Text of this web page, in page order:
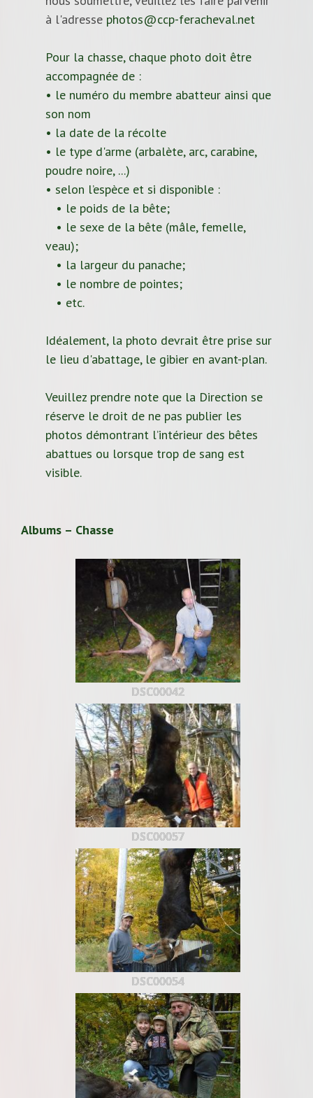
à l'adresse photos@ccp-feracheval.net
Pour la chasse, chaque photo doit être
accompagnée de :
• le numéro du membre abatteur ainsi que
son nom
• la date de la récolte
• le type d'arme (arbalète, arc, carabine,
poudre noire, ...)
• selon l’espèce et si disponible :
• le poids de la bête;
• le sexe de la bête (mâle, femelle,
veau);
• la largeur du panache;
• le nombre de pointes;
• etc.
Idéalement, la photo devrait être prise sur
le lieu d'abattage, le gibier en avant-plan.
Veuillez prendre note que la Direction se
réserve le droit de ne pas publier les
photos démontrant l’intérieur des bêtes
abattues ou lorsque trop de sang est
visible.
Albums – Chasse
DSC00042
DSC00057
DSC00054